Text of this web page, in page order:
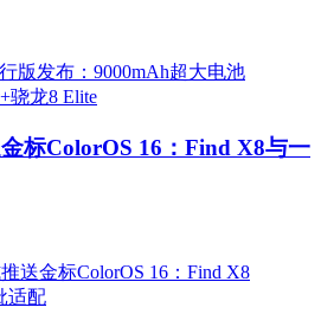
标ColorOS 16：Find X8与一